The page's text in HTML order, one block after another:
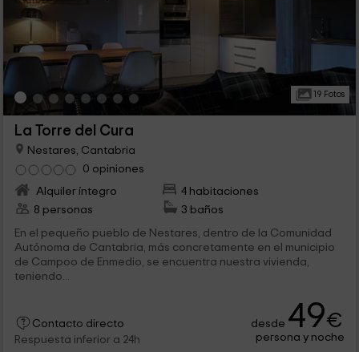
19 Fotos
La Torre del Cura
Nestares, Cantabria
0 opiniones
Alquiler íntegro
4 habitaciones
8 personas
3 baños
En el pequeño pueblo de Nestares, dentro de la Comunidad
Autónoma de Cantabria, más concretamente en el municipio
de Campoo de Enmedio, se encuentra nuestra vivienda,
teniendo...
Contacto directo
Respuesta inferior a 24h
desde 49€
persona y noche